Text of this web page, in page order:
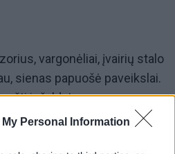
Personal Information
vargonėliai, įvairių stalo
sienas papuošė paveikslai.
ir šaldytuvą.
išgyvenimo krepšelio dar